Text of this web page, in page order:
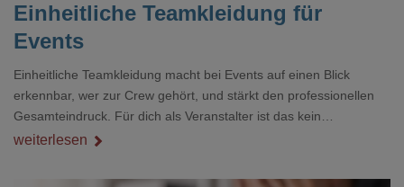
Einheitliche Teamkleidung für
Events
Einheitliche Teamkleidung macht bei Events auf einen Blick
erkennbar, wer zur Crew gehört, und stärkt den professionellen
Gesamteindruck. Für dich als Veranstalter ist das kein
Nebenthema: Bei Textilien mit Stickerei oder mehreren
weiterlesen